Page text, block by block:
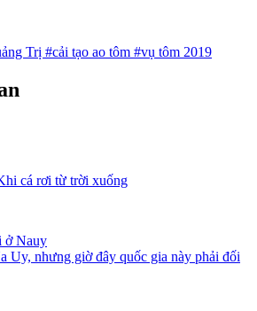
Trị #cải tạo ao tôm #vụ tôm 2019
cá rơi từ trời xuống
Uy, nhưng giờ đây quốc gia này phải đối